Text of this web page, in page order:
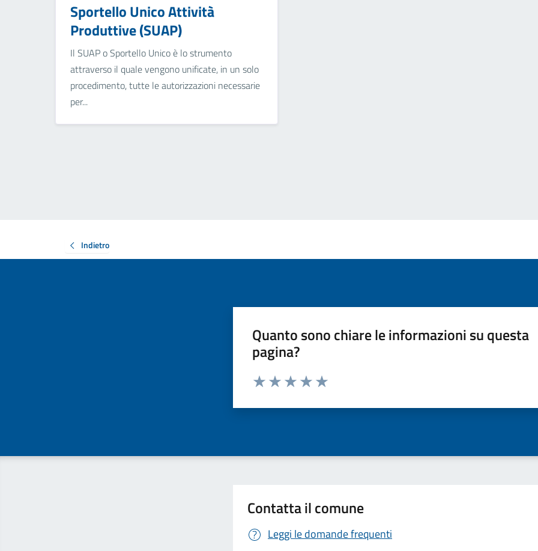
Sportello Unico Attività
Produttive (SUAP)
Il SUAP o Sportello Unico è lo strumento
attraverso il quale vengono unificate, in un solo
procedimento, tutte le autorizzazioni necessarie
per...
Indietro
Quanto sono chiare le informazioni su questa
pagina?
Valuta da 1 a 5 stelle la pagina
Contatta il comune
Leggi le domande frequenti